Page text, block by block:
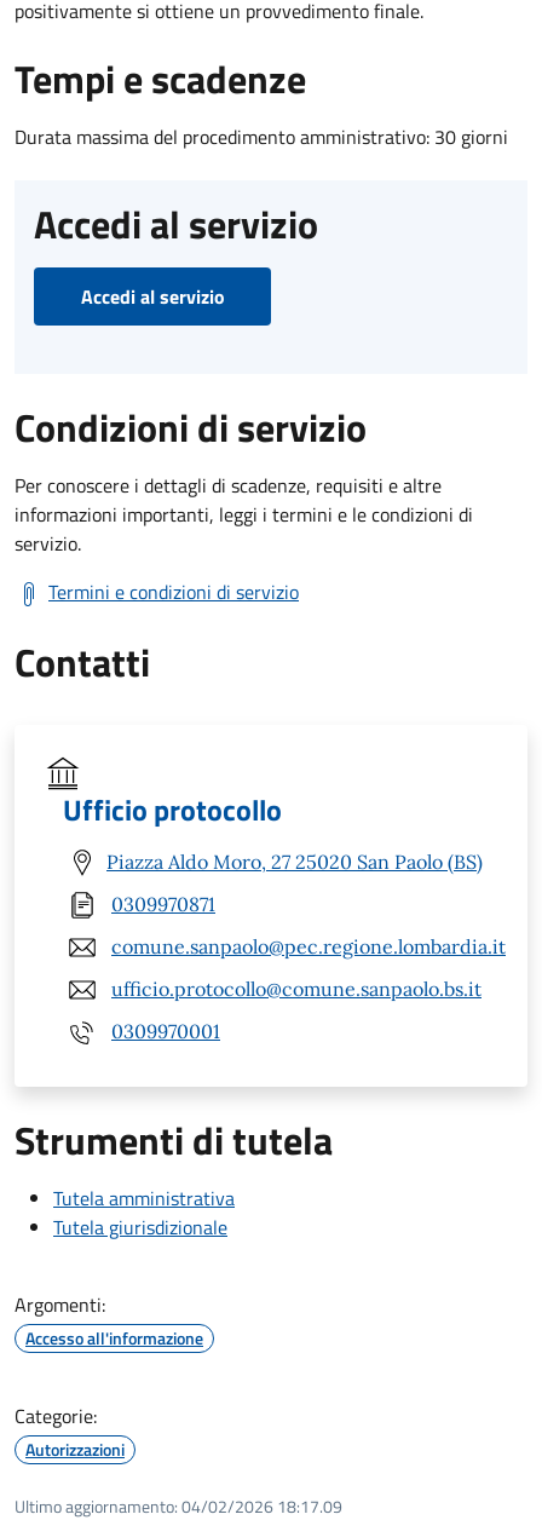
positivamente si ottiene un provvedimento finale.
Tempi e scadenze
Durata massima del procedimento amministrativo: 30 giorni
Accedi al servizio
Accedi al servizio
Condizioni di servizio
Per conoscere i dettagli di scadenze, requisiti e altre
informazioni importanti, leggi i termini e le condizioni di
servizio.
Termini e condizioni di servizio
Contatti
Ufficio protocollo
Piazza Aldo Moro, 27 25020 San Paolo (BS)
0309970871
comune.sanpaolo@pec.regione.lombardia.it
ufficio.protocollo@comune.sanpaolo.bs.it
0309970001
Strumenti di tutela
Tutela amministrativa
Tutela giurisdizionale
Argomenti:
Accesso all'informazione
Categorie:
Autorizzazioni
Ultimo aggiornamento:04/02/2026 18:17.09